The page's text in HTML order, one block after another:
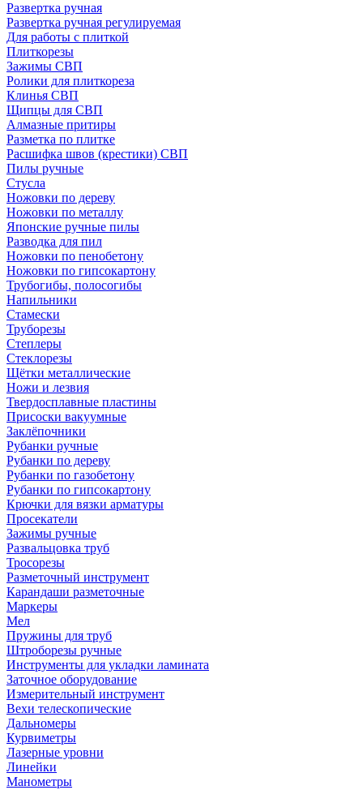
Развертка ручная
Развертка ручная регулируемая
Для работы с плиткой
Плиткорезы
Зажимы СВП
Ролики для плиткореза
Клинья СВП
Щипцы для СВП
Алмазные притиры
Разметка по плитке
Расшифка швов (крестики) СВП
Пилы ручные
Стусла
Ножовки по дереву
Ножовки по металлу
Японские ручные пилы
Разводка для пил
Ножовки по пенобетону
Ножовки по гипсокартону
Трубогибы, полосогибы
Напильники
Стамески
Труборезы
Степлеры
Стеклорезы
Щётки металлические
Ножи и лезвия
Твердосплавные пластины
Присоски вакуумные
Заклёпочники
Рубанки ручные
Рубанки по дереву
Рубанки по газобетону
Рубанки по гипсокартону
Крючки для вязки арматуры
Просекатели
Зажимы ручные
Развальцовка труб
Тросорезы
Разметочный инструмент
Карандаши разметочные
Маркеры
Мел
Пружины для труб
Штроборезы ручные
Инструменты для укладки ламината
Заточное оборудование
Измерительный инструмент
Вехи телескопические
Дальномеры
Курвиметры
Лазерные уровни
Линейки
Манометры